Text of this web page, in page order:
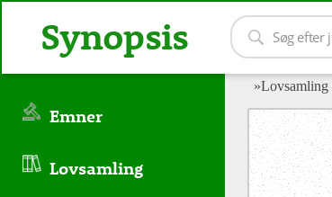
»Lovsamling
Emner
Lovsamling
Synopsis